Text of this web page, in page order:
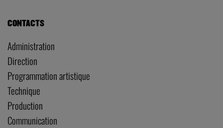
CONTACTS
Administration
Direction
Programmation artistique
Technique
Production
Communication